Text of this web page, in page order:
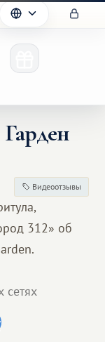
Видеоотзывы
312» об
сетях